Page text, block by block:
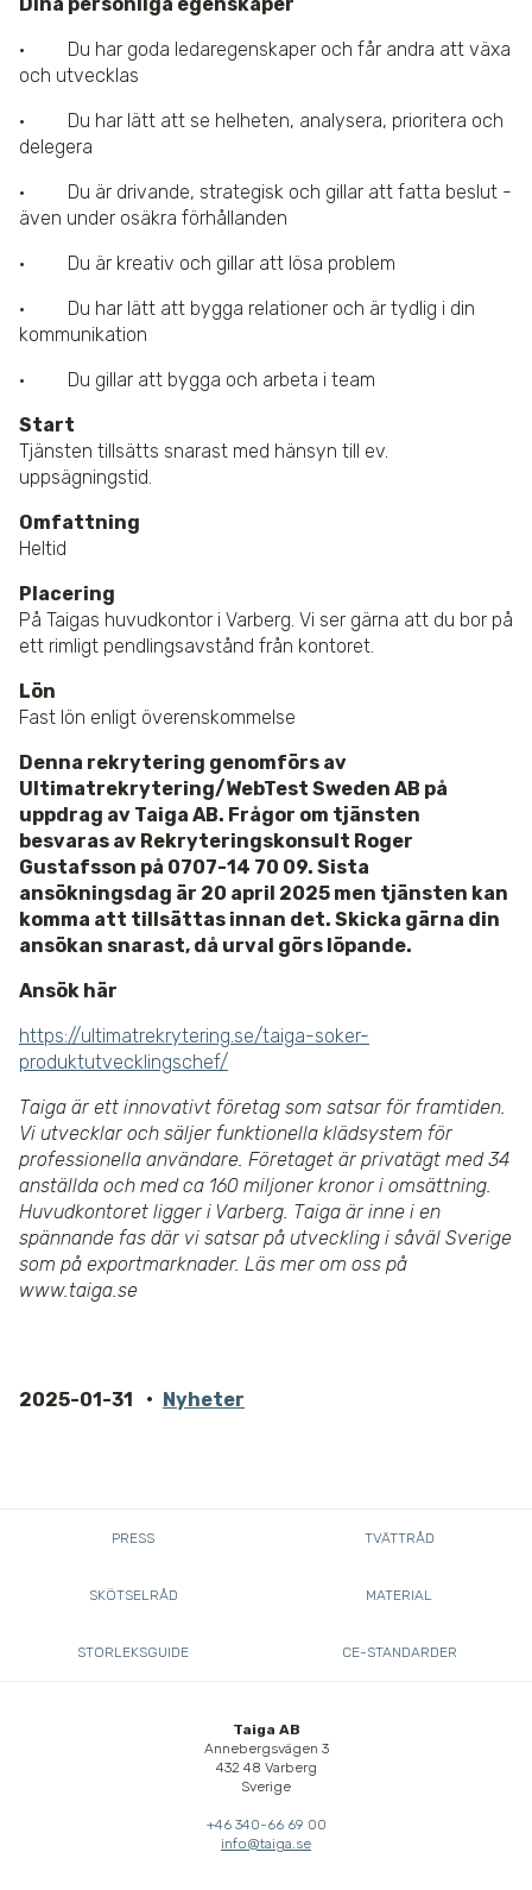
· Du har goda ledaregenskaper och får andra att växa
och utvecklas
· Du har lätt att se helheten, analysera, prioritera och
delegera
· Du är drivande, strategisk och gillar att fatta beslut -
även under osäkra förhållanden
· Du är kreativ och gillar att lösa problem
· Du har lätt att bygga relationer och är tydlig i din
kommunikation
· Du gillar att bygga och arbeta i team
Start
Tjänsten tillsätts snarast med hänsyn till ev.
uppsägningstid.
Omfattning
Heltid
Placering
På Taigas huvudkontor i Varberg. Vi ser gärna att du bor på
ett rimligt pendlingsavstånd från kontoret.
Lön
Fast lön enligt överenskommelse
Denna rekrytering genomförs av
Ultimatrekrytering/WebTest Sweden AB på
uppdrag av Taiga AB. Frågor om tjänsten
besvaras av Rekryteringskonsult Roger
Gustafsson på 0707-14 70 09. Sista
ansökningsdag är 20 april 2025 men tjänsten kan
komma att tillsättas innan det. Skicka gärna din
ansökan snarast, då urval görs löpande.
Ansök här
https://ultimatrekrytering.se/taiga-soker-
produktutvecklingschef/
Taiga är ett innovativt företag som satsar för framtiden.
Vi utvecklar och säljer funktionella klädsystem för
professionella användare. Företaget är privatägt med 34
anställda och med ca 160 miljoner kronor i omsättning.
Huvudkontoret ligger i Varberg. Taiga är inne i en
spännande fas där vi satsar på utveckling i såväl Sverige
som på exportmarknader. Läs mer om oss på
www.taiga.se
2025-01-31 Nyheter
PRESS TVÄTTRÅD
SKÖTSELRÅD MATERIAL
STORLEKSGUIDE CE-STANDARDER
Taiga AB
Annebergsvägen 3
432 48 Varberg
Sverige
+46 340-66 69 00
info@taiga.se